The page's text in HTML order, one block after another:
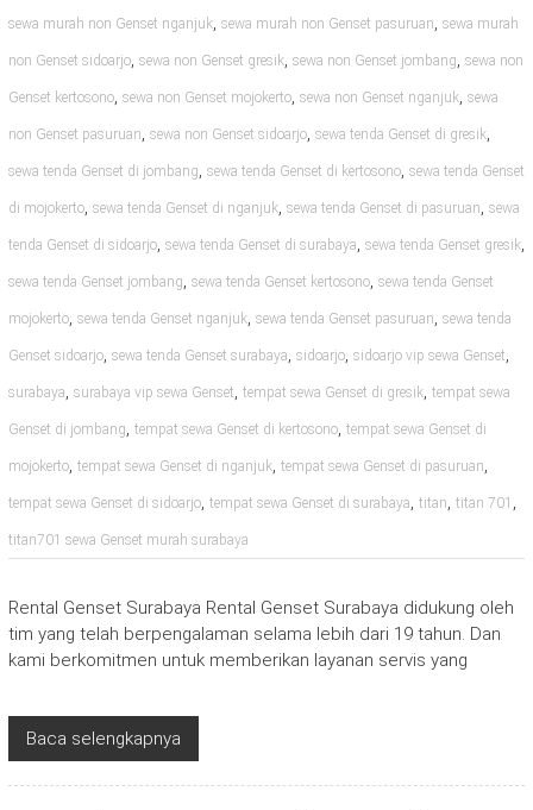
sewa murah non Genset nganjuk, sewa murah non Genset pasuruan, sewa murah
non Genset sidoarjo, sewa non Genset gresik, sewa non Genset jombang, sewa non
Genset kertosono, sewa non Genset mojokerto, sewa non Genset nganjuk, sewa
non Genset pasuruan, sewa non Genset sidoarjo, sewa tenda Genset di gresik,
sewa tenda Genset di jombang, sewa tenda Genset di kertosono, sewa tenda Genset
di mojokerto, sewa tenda Genset di nganjuk, sewa tenda Genset di pasuruan, sewa
tenda Genset di sidoarjo, sewa tenda Genset di surabaya, sewa tenda Genset gresik,
sewa tenda Genset jombang, sewa tenda Genset kertosono, sewa tenda Genset
mojokerto, sewa tenda Genset nganjuk, sewa tenda Genset pasuruan, sewa tenda
Genset sidoarjo, sewa tenda Genset surabaya, sidoarjo, sidoarjo vip sewa Genset,
surabaya, surabaya vip sewa Genset, tempat sewa Genset di gresik, tempat sewa
Genset di jombang, tempat sewa Genset di kertosono, tempat sewa Genset di
mojokerto, tempat sewa Genset di nganjuk, tempat sewa Genset di pasuruan,
tempat sewa Genset di sidoarjo, tempat sewa Genset di surabaya, titan, titan 701 ,
titan701 sewa Genset murah surabaya
Rental Genset Surabaya Rental Genset Surabaya didukung oleh
tim yang telah berpengalaman selama lebih dari 19 tahun. Dan
kami berkomitmen untuk memberikan layanan servis yang
Baca selengkapnya